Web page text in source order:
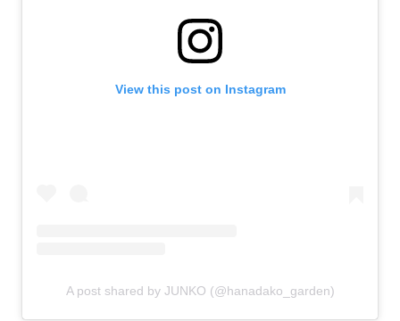
View this post on Instagram
A post shared by JUNKO (@hanadako_garden)